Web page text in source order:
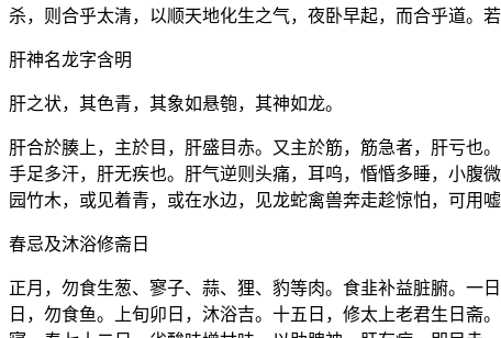
杀，则合乎太清，以顺天地化生之气，夜卧早起，而合乎道。
肝神名龙字含明
肝之状，其色青，其象如悬匏，其神如龙。
肝合於腠上，主於目，肝盛目赤。又主於筋，筋急者，肝亏也
手足多汗，肝无疾也。肝气逆则头痛，耳呜，惛惛多睡，小腹
园竹木，或见着青，或在水边，见龙蛇禽兽奔走趁惊怕，可用
春忌及沐浴修斋日
正月，勿食生葱、寥子、蒜、狸、豹等肉。食韭补益脏腑。一
日，勿食鱼。上旬卯日，沐浴吉。十五日，修太上老君生日斋